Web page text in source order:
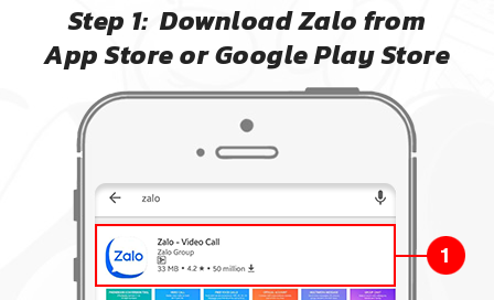
Step 1: Download Zalo from
App Store or Google Play Store